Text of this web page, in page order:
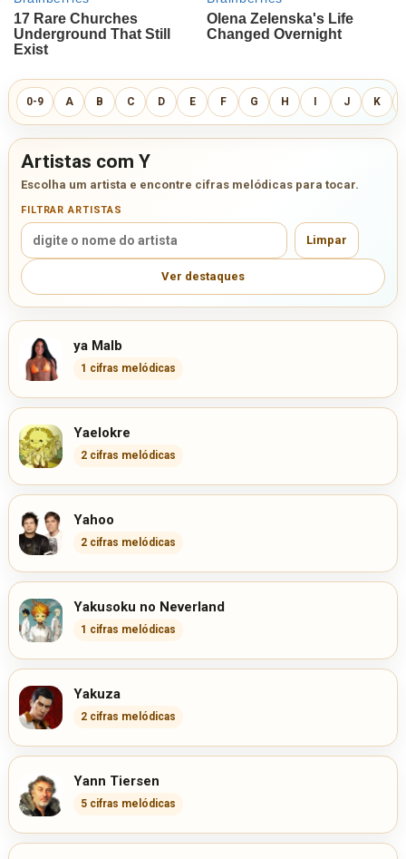
0-9 A B C D E F G H I J K
Artistas com Y
Escolha um artista e encontre cifras melódicas para tocar.
FILTRAR ARTISTAS
Limpar
Ver destaques
ya Malb
1 cifras melódicas
Yaelokre
2 cifras melódicas
Yahoo
2 cifras melódicas
Yakusoku no Neverland
1 cifras melódicas
Yakuza
2 cifras melódicas
Yann Tiersen
5 cifras melódicas